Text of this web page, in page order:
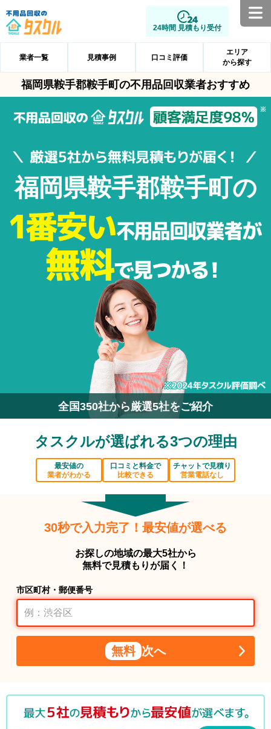
24時間 見積もり受付
業者一覧 見積事例 口コミ評価
エリア
から探す
福岡県鞍手郡鞍手町の不用品回収業者おすすめ
福岡県鞍手郡鞍手町の
全国350社から厳選5社をご紹介
タスクルが選ばれる3つの理由
最安値の
業者がわかる
口コミと料金で
比較できる
チャットで見積り
営業電話なし
30秒で入力完了！最安値が選べる
お探しの地域の最大5社から
無料で見積もりが届く！
市区町村・郵便番号
無料 次へ